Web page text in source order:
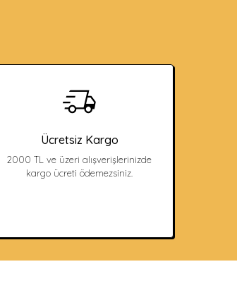
Ücretsiz Kargo
2000 TL ve üzeri alışverişlerinizde
kargo ücreti ödemezsiniz.